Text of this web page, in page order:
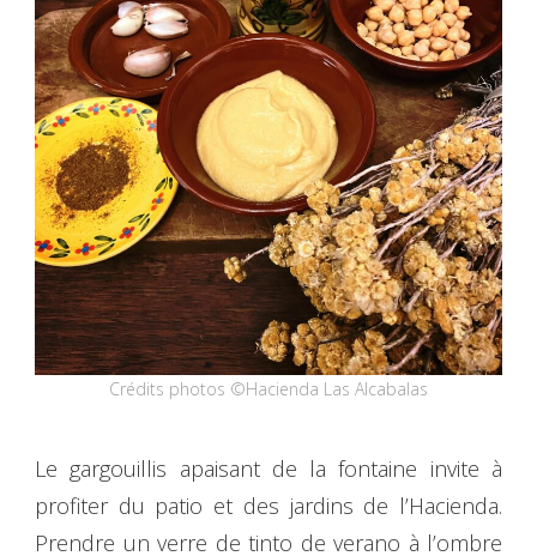
Crédits photos ©Hacienda Las Alcabalas
Le gargouillis apaisant de la fontaine invite à
profiter du patio et des jardins de l’Hacienda.
Prendre un verre de tinto de verano à l’ombre